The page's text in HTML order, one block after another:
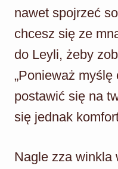
nawet spojrzeć
chcesz się ze
do Leyli, żeby
„Ponieważ
postawić się na
się jednak
Nagle zza winkla